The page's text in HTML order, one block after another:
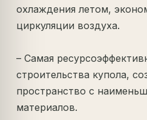
охлаждения летом,
циркуляции воздуха.
– Самая
строительства купола,
пространство с
материалов.